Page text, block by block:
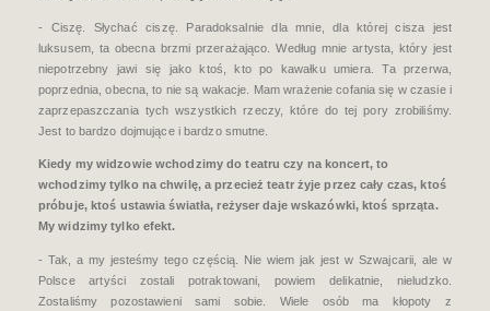
- Ciszę. Słychać ciszę. Paradoksalnie dla mnie, dla której cisza jest
luksusem, ta obecna brzmi przerażająco. Według mnie artysta, który jest
niepotrzebny jawi się jako ktoś, kto po kawałku umiera. Ta przerwa,
poprzednia, obecna, to nie są wakacje. Mam wrażenie cofania się w czasie i
zaprzepaszczania tych wszystkich rzeczy, które do tej pory zrobiliśmy.
Jest to bardzo dojmujące i bardzo smutne.
Kiedy my widzowie wchodzimy do teatru czy na koncert, to
wchodzimy tylko na chwilę, a przecież teatr żyje przez cały czas, ktoś
próbuje, ktoś ustawia światła, reżyser daje wskazówki, ktoś sprząta.
My widzimy tylko efekt.
- Tak, a my jesteśmy tego częścią. Nie wiem jak jest w Szwajcarii, ale w
Polsce artyści zostali potraktowani, powiem delikatnie, nieludzko.
Zostaliśmy pozostawieni sami sobie. Wiele osób ma kłopoty z